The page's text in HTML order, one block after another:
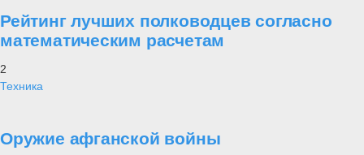
Рейтинг лучших полководцев согласно
математическим расчетам
2
Техника
Оружие афганской войны